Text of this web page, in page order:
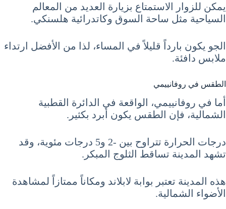
يمكن للزوار الاستمتاع بزيارة العديد من المعالم
السياحية مثل ساحة السوق وكاتدرائية هلسنكي.
الجو يكون بارداً قليلاً في المساء، لذا من الأفضل ارتداء
ملابس دافئة.
الطقس في روفانييمي
أما في روفانييمي، الواقعة في الدائرة القطبية
الشمالية، فإن الطقس يكون أبرد بكثير.
درجات الحرارة تتراوح بين -2 و5 درجات مئوية، وقد
تشهد المدينة تساقط الثلوج المبكر.
هذه المدينة تعتبر بوابة لابلاند ومكاناً ممتازاً لمشاهدة
الأضواء الشمالية.